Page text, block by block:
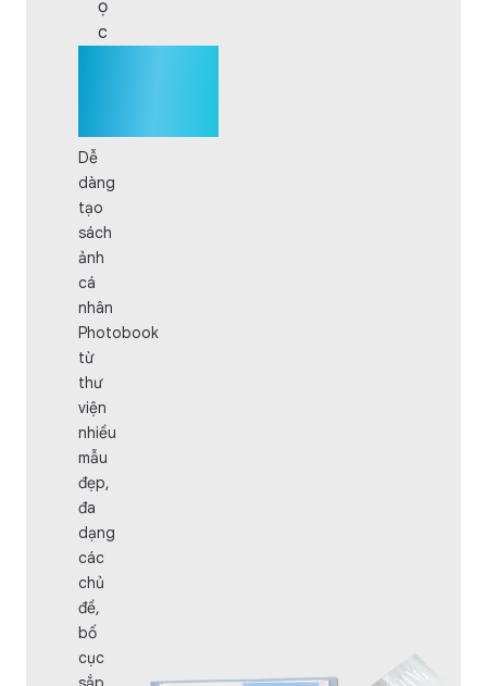
ọ
c
Dễ
dàng
tạo
sách
ảnh
cá
nhân
Photobook
từ
thư
viện
nhiều
mẫu
đẹp,
đa
dạng
các
chủ
đề,
bố
cục